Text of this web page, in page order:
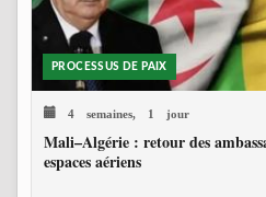
PROCESSUS DE PAIX
4 semaines, 1 jour
Mali–Algérie : retour des
espaces aériens